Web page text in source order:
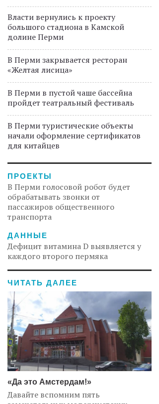
Власти вернулись к проекту
большого стадиона в Камской
долине Перми
В Перми закрывается ресторан
«Желтая лисица»
В Перми в пустой чаше бассейна
пройдет театральный фестиваль
В Перми туристические объекты
начали оформление сертификатов
для китайцев
ПРОЕКТЫ
В Перми голосовой робот будет
обрабатывать звонки от
пассажиров общественного
транспорта
ДАННЫЕ
Дефицит витамина D выявляется у
каждого второго пермяка
ЧИТАТЬ ДАЛЕЕ
«Да это Амстердам!»
Давайте вспомним пять